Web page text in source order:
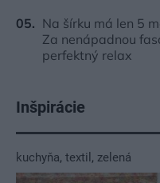
Na šírku má len 5
Za nenápadnou
perfektný relax
Inšpirácie
kuchyňa, textil , zelená